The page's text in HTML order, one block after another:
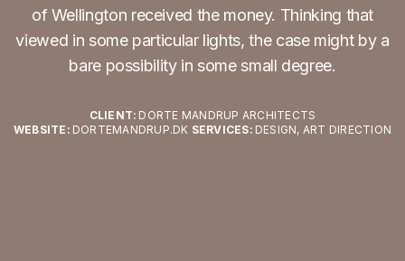
of Wellington received the money. Thinking that
viewed in some particular lights, the case might by a
bare possibility in some small degree.
CLIENT: DORTE MANDRUP ARCHITECTS
WEBSITE: DORTEMANDRUP.DK SERVICES: DESIGN, ART DIRECTION